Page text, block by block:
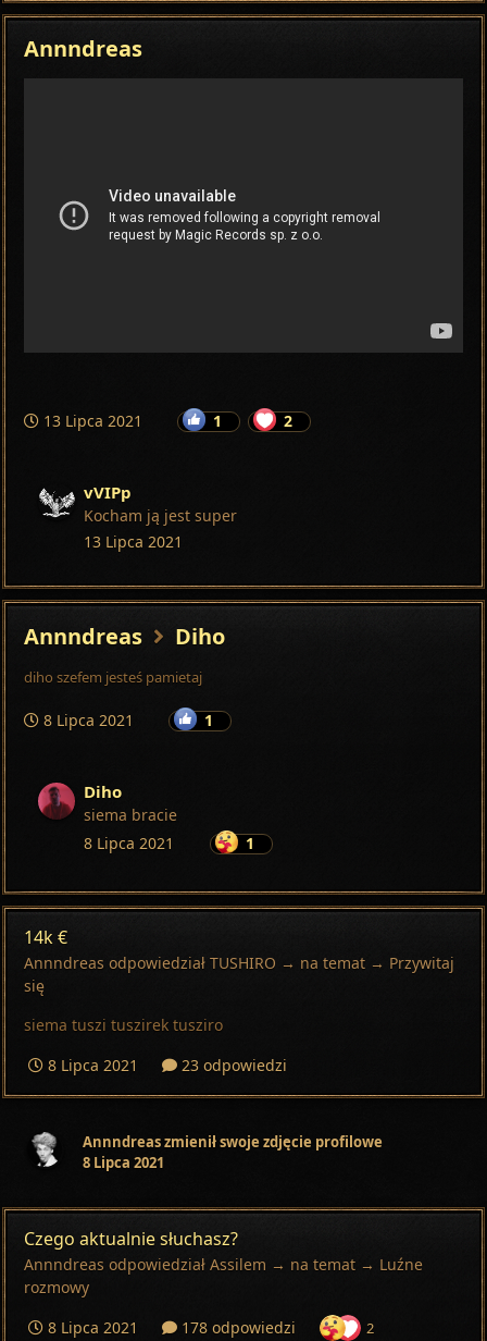
Annndreas
13 Lipca 2021 1 2
vVIPp
Kocham ją jest super
13 Lipca 2021
Annndreas Diho
diho szefem jesteś pamietaj
8 Lipca 2021 1
Diho
siema bracie
8 Lipca 2021
1
14k €
Annndreas odpowiedział TUSHIRO → na temat → Przywitaj
się
siema tuszi tuszirek tusziro
8 Lipca 2021
23 odpowiedzi
Annndreaszmienił swoje zdjęcie profilowe
8 Lipca 2021
Czego aktualnie słuchasz?
Annndreas odpowiedział Assilem → na temat → Luźne
rozmowy
8 Lipca 2021
178 odpowiedzi 2